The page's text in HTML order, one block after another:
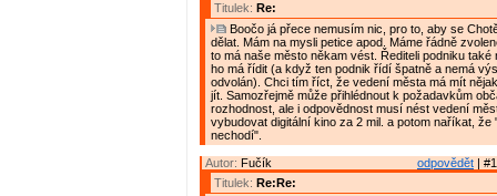
Titulek: Re:
Boočo já přece nemusím nic, pro to, aby se
dělat. Mám na mysli petice apod. Máme řádně
to má naše město někam vést. Řediteli podniku také
ho má řídit (a když ten podnik řídí špatně a nemá
odvolán). Chci tím říct, že vedení města má mít
jít. Samozřejmě může přihlédnout k požadavkům
rozhodnost, ale i odpovědnost musí nést vedení
vybudovat digitální kino za 2 mil. a potom naříkat, že
nechodí".
odpovědět |
Autor: Fučík
Titulek: Re:Re: